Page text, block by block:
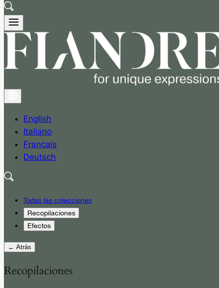
English
Italiano
Français
Deutsch
Todas las colecciones
Recopilaciones
Efectos
← Atrás
Recopilaciones